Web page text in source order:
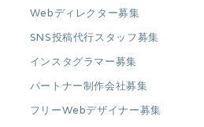
Webディレクター募集
SNS投稿代行スタッフ募集
インスタグラマー募集
パートナー制作会社募集
フリーWebデザイナー募集